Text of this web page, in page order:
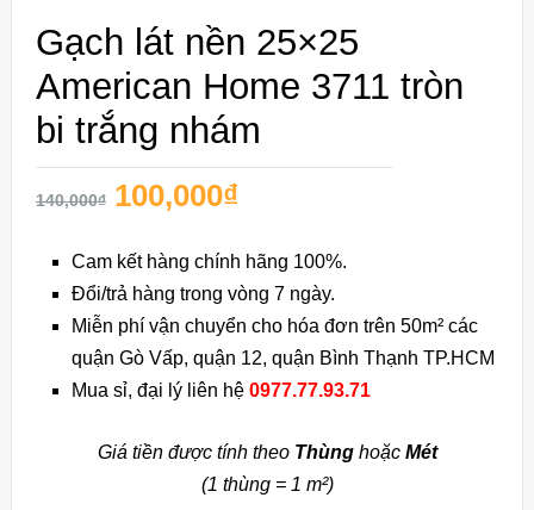
Gạch lát nền 25×25
American Home 3711 tròn
bi trắng nhám
140,000₫ 100,000₫
Cam kết hàng chính hãng 100%.
Đổi/trả hàng trong vòng 7 ngày.
Miễn phí vận chuyển cho hóa đơn trên 50m² các
quận Gò Vấp, quận 12, quận Bình Thạnh TP.HCM
Mua sỉ, đại lý liên hệ0977.77.93.71
Giá tiền được tính theo Thùng hoặcMét
(1 thùng = 1 m²)